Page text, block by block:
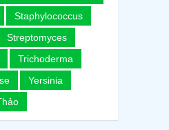
Staphylococcus
Streptomyces
Trichoderma
Yersinia